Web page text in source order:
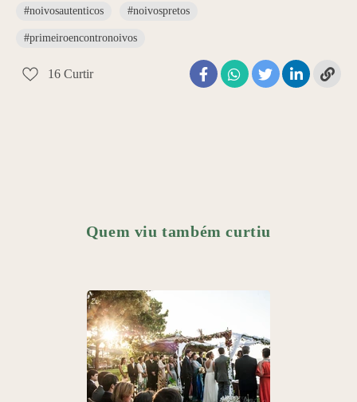
#noivosautenticos #noivospretos
#primeiroencontronoivos
16 Curtir
Quem viu também curtiu